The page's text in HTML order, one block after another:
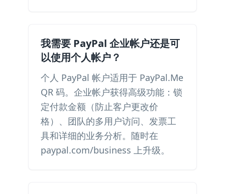
我需要 PayPal 企业帐户还是可
以使用个人帐户？
个人 PayPal 帐户适用于 PayPal.Me
QR 码。企业帐户获得高级功能：锁
定付款金额（防止客户更改价
格）、团队的多用户访问、发票工
具和详细的业务分析。随时在
paypal.com/business 上升级。